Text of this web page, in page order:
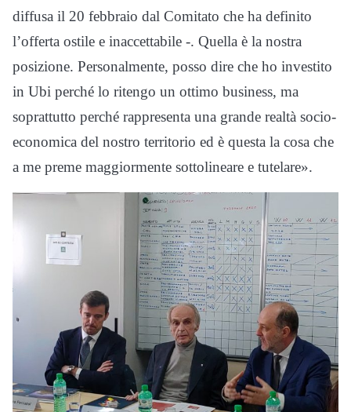
diffusa il 20 febbraio dal Comitato che ha definito
l’offerta ostile e inaccettabile -. Quella è la nostra
posizione. Personalmente, posso dire che ho investito
in Ubi perché lo ritengo un ottimo business, ma
soprattutto perché rappresenta una grande realtà socio-
economica del nostro territorio ed è questa la cosa che
a me preme maggiormente sottolineare e tutelare».